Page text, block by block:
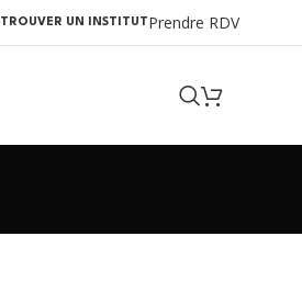
TROUVER UN INSTITUTPrendre RDV